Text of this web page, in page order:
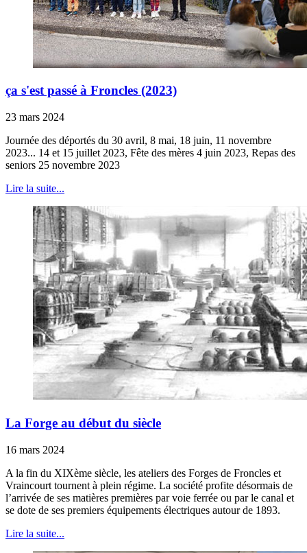
ça s'est passé à Froncles (2023)
23 mars 2024
Journée des déportés du 30 avril, 8 mai, 18 juin, 11 novembre
2023... 14 et 15 juillet 2023, Fête des mères 4 juin 2023, Repas des
seniors 25 novembre 2023
Lire la suite...
La Forge au début du siècle
16 mars 2024
A la fin du XIXème siècle, les ateliers des Forges de Froncles et
Vraincourt tournent à plein régime. La société profite désormais de
l’arrivée de ses matières premières par voie ferrée ou par le canal et
se dote de ses premiers équipements électriques autour de 1893.
Lire la suite...